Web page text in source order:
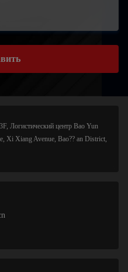
Логистический центр Bao Yun
Xi Xiang Avenue, Bao?? an District,